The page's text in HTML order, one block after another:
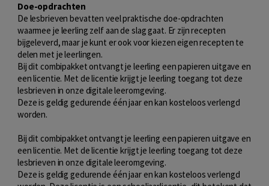
Doe-opdrachten
De lesbrieven bevatten veel praktische doe-opdrachten
waarmee je leerling zelf aan de slag gaat. Er zijn recepten
bijgeleverd, maar je kunt er ook voor kiezen eigen recepten te
delen met je leerlingen.
Bij dit combipakket ontvangt je leerling een papieren uitgave en
een licentie. Met de licentie krijgt je leerling toegang tot deze
lesbrieven in onze digitale leeromgeving.
Deze is geldig gedurende één jaar en kan kosteloos verlengd
worden.
Bij dit combipakket ontvangt je leerling een papieren uitgave en
een licentie. Met de licentie krijgt je leerling toegang tot deze
lesbrieven in onze digitale leeromgeving.
Deze is geldig gedurende één jaar en kan kosteloos verlengd